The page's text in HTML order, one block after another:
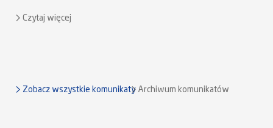
Czytaj więcej
Zobacz wszystkie komunikaty Archiwum komunikatów